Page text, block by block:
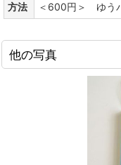
方法
＜600円＞ ゆう
他の写真